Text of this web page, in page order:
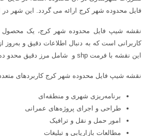
فایل محدوده شهر كرج ارائه می گردد. این شهر در
نقشه شیپ فایل محدوده شهر كرج، یک محصول
کاربرانی است که به دنبال اطلاعات دقیق و به‌روز
این نقشه با فرمت shp و شامل مرز دقیق محدو ده شهر كرج است.
نقشه شیپ فایل محدوده شهر كرج کاربردهای
برنامه‌ریزی شهری و منطقه‌ای
طراحی و اجرای پروژه‌های عمرانی
امور حمل و نقل و ترافیک
مطالعات بازاریابی و تبلیغات